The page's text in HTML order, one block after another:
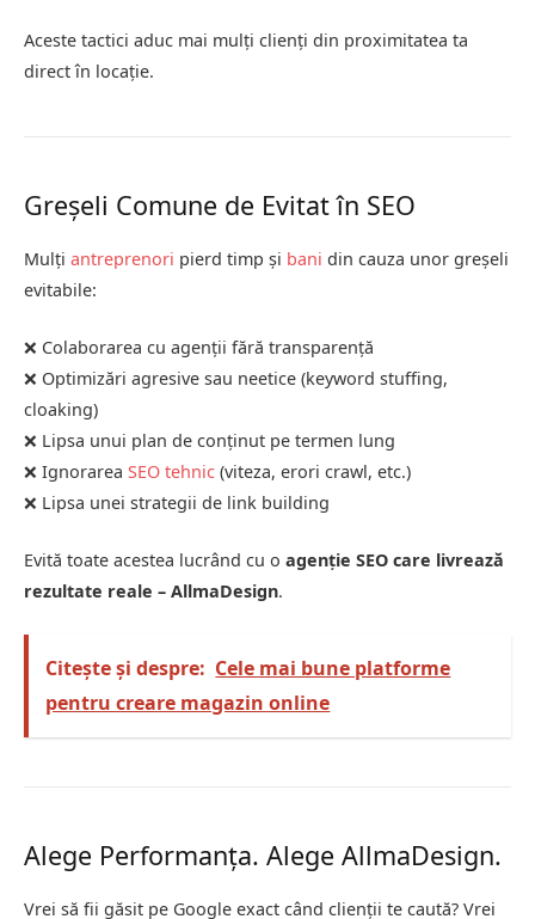
Aceste tactici aduc mai mulți clienți din proximitatea ta
direct în locație.
Greșeli Comune de Evitat în SEO
Mulți antreprenori pierd timp și bani din cauza unor greșeli
evitabile:
❌ Colaborarea cu agenții fără transparență
❌ Optimizări agresive sau neetice (keyword stuffing,
cloaking)
❌ Lipsa unui plan de conținut pe termen lung
❌ Ignorarea SEO tehnic (viteza, erori crawl, etc.)
❌ Lipsa unei strategii de link building
Evită toate acestea lucrând cu o agenție SEO care livrează
rezultate reale – AllmaDesign.
Citește și despre: Cele mai bune platforme
pentru creare magazin online
Alege Performanța. Alege AllmaDesign.
Vrei să fii găsit pe Google exact când clienții te caută? Vrei